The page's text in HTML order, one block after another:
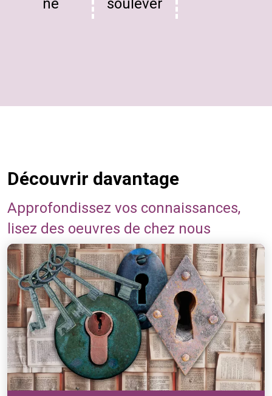
ne soulever
Découvrir davantage
Approfondissez vos connaissances,
lisez des oeuvres de chez nous